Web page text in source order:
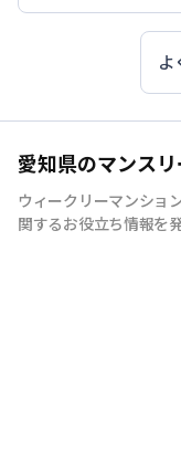
おおよそ10
無料
よ
愛知県のマンス
ウィークリーマンショ
関するお役立ち情報を